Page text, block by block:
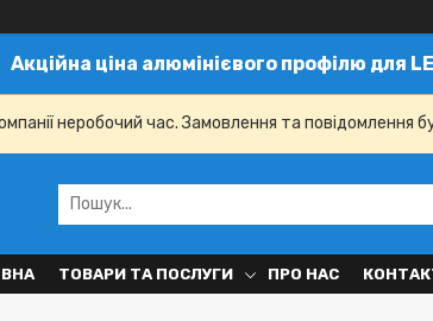
Акційна ціна алюмінієвого профілю для
неробочий час. Замовлення та повідомлення
ТОВАРИ ТА ПОСЛУГИ ПРО НАС